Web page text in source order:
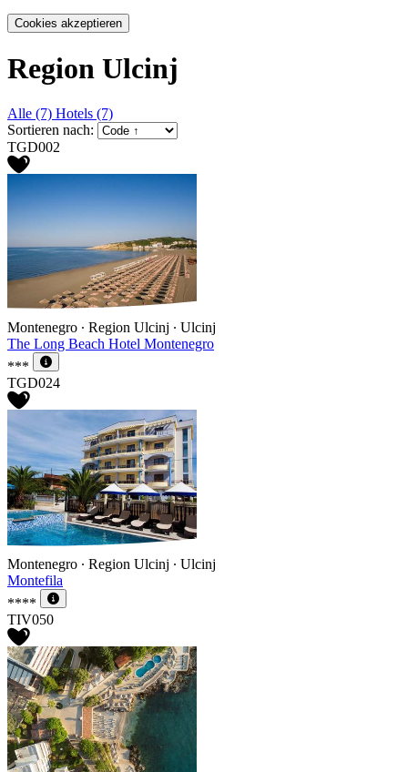
Cookies akzeptieren
Region Ulcinj
Alle (7) Hotels (7)
Sortieren nach:
TGD002
Montenegro ∙ Region Ulcinj ∙ Ulcinj
The Long Beach Hotel Montenegro
***
TGD024
Montenegro ∙ Region Ulcinj ∙ Ulcinj
Montefila
****
TIV050